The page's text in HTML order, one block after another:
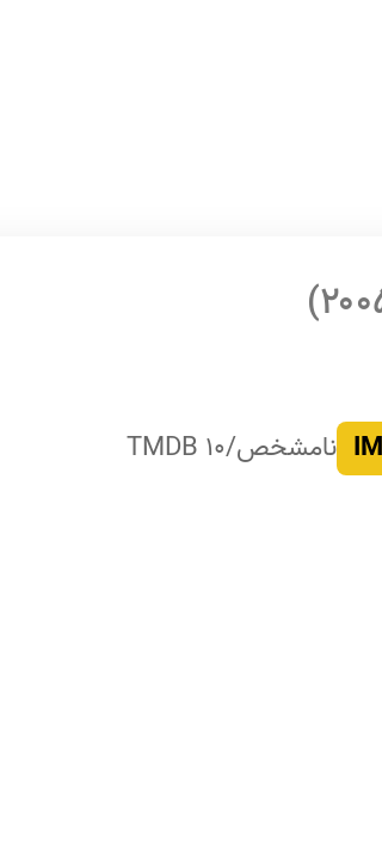
نامشخص/۱۰ TMDB